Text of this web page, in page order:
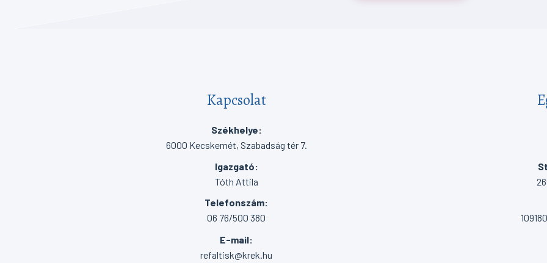
Kapcsolat
Székhelye:
6000 Kecskemét, Szabadság tér 7.
Igazgató:
Tóth Attila
Telefonszám:
06 76/500 380
E-mail:
refaltisk@krek.hu